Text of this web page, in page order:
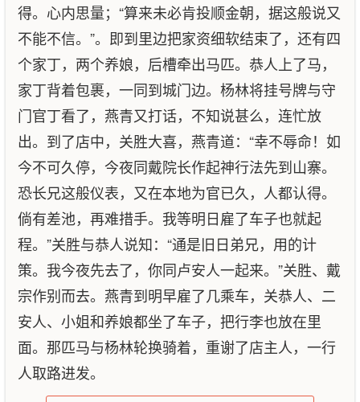
得。心内思量；“算来未必肯投顺金朝，据这般说又
不能不信。”。即到里边把家资细软结束了，还有四
个家丁，两个养娘，后槽牵出马匹。恭人上了马，
家丁背着包裹，一同到城门边。杨林将挂号牌与守
门官丁看了，燕青又打话，不知说甚么，连忙放
出。到了店中，关胜大喜，燕青道：“幸不辱命！如
今不可久停，今夜同戴院长作起神行法先到山寨。
恐长兄这般仪表，又在本地为官已久，人都认得。
倘有差池，再难措手。我等明日雇了车子也就起
程。”关胜与恭人说知：“通是旧日弟兄，用的计
策。我今夜先去了，你同卢安人一起来。”关胜、戴
宗作别而去。燕青到明早雇了几乘车，关恭人、二
安人、小姐和养娘都坐了车子，把行李也放在里
面。那匹马与杨林轮换骑着，重谢了店主人，一行
人取路进发。